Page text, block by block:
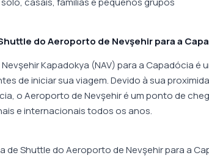
do Aeroporto de Nevşehir para a
Kapadokya (NAV) para a Capadócia é
de iniciar sua viagem. Devido à sua
o Aeroporto de Nevşehir é um ponto de
e internacionais todos os anos.
de Shuttle do Aeroporto de Nevşehir para a